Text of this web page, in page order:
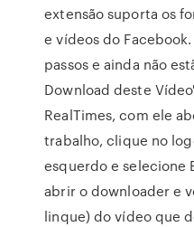
extensão suporta os
e vídeos do
passos e ainda não
Download deste
RealTimes, com ele
trabalho, clique no
esquerdo e selecione
abrir o downloader e
linque) do vídeo que